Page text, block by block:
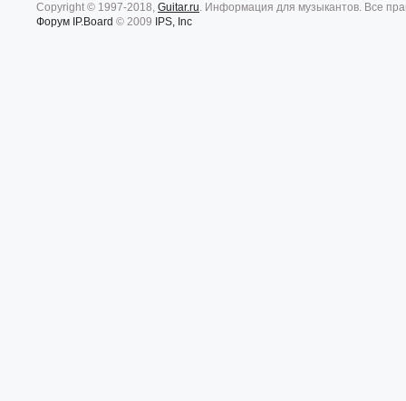
Copyright © 1997-2018, Guitar.ru. Информация для музыкантов. Все
Форум IP.Board © 2009 IPS, Inc